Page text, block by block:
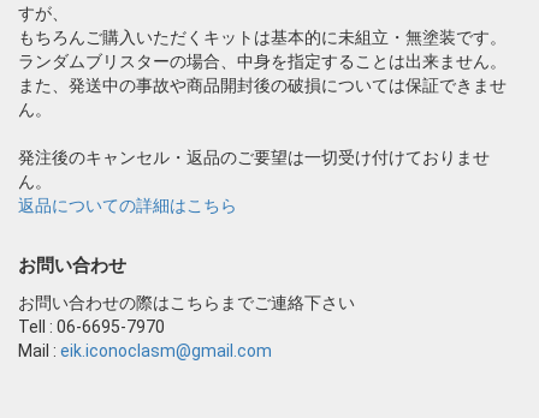
すが、
もちろんご購入いただくキットは基本的に未組立・無塗装です。
ランダムブリスターの場合、中身を指定することは出来ません。
また、発送中の事故や商品開封後の破損については保証できませ
ん。
発注後のキャンセル・返品のご要望は一切受け付けておりませ
ん。
返品についての詳細はこちら
お問い合わせ
お問い合わせの際はこちらまでご連絡下さい
Tell : 06-6695-7970
Mail : eik.iconoclasm@gmail.com